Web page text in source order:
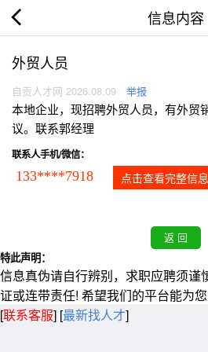
信息内容
外贸人员
自贡人才网 2026.08.09 举报
本地企业，现招聘外贸人员，有外贸
议。联系郭经理
联系人手机/微信：
133****7918 点击查看完整信息
特此声明：
信息真伪请自行辨别，求职应聘须谨
证或连带责任! 希望我们的平台能为您
[联系客服] [最新找人才]